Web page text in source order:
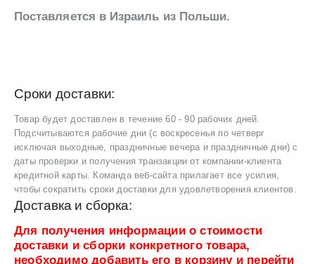
Поставляется в Израиль из Польши.
Сроки доставки:
Товар будет доставлен в течение 60 - 90 рабочих дней.
Подсчитываются рабочие дни (с воскресенья по четверг
исключая выходные, праздничные вечера и праздничные дни) с
даты проверки и получения транзакции от компании-клиента
кредитной карты. Команда веб-сайта прилагает все усилия,
чтобы сократить сроки доставки для удовлетворения клиентов.
Доставка и сборка:
Для получения информации о стоимости
доставки и сборки конкретного товара,
необходимо добавить его в корзину и перейти